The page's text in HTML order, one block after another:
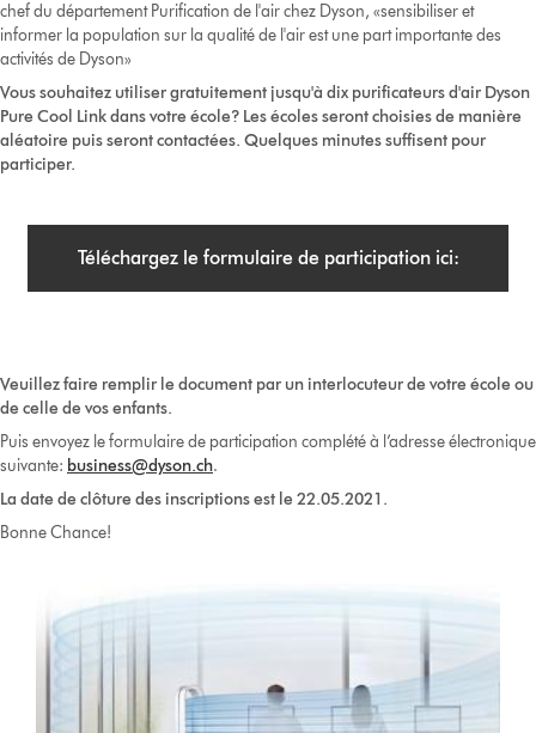
chef du département Purification de l'air chez Dyson, «sensibiliser et
informer la population sur la qualité de l'air est une part importante des
activités de Dyson»
Vous souhaitez utiliser gratuitement jusqu'à dix purificateurs d'air Dyson
Pure Cool Link dans votre école? Les écoles seront choisies de manière
aléatoire puis seront contactées. Quelques minutes suffisent pour
participer.
Téléchargez le formulaire de participation ici:
Veuillez faire remplir le document par un interlocuteur de votre école ou
de celle de vos enfants.
Puis envoyez le formulaire de participation complété à l’adresse électronique
suivante: business@dyson.ch.
La date de clôture des inscriptions est le 22.05.2021.
Bonne Chance!